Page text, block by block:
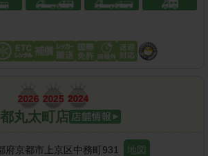
丸太町店
府京都市上京区中務町931 地図